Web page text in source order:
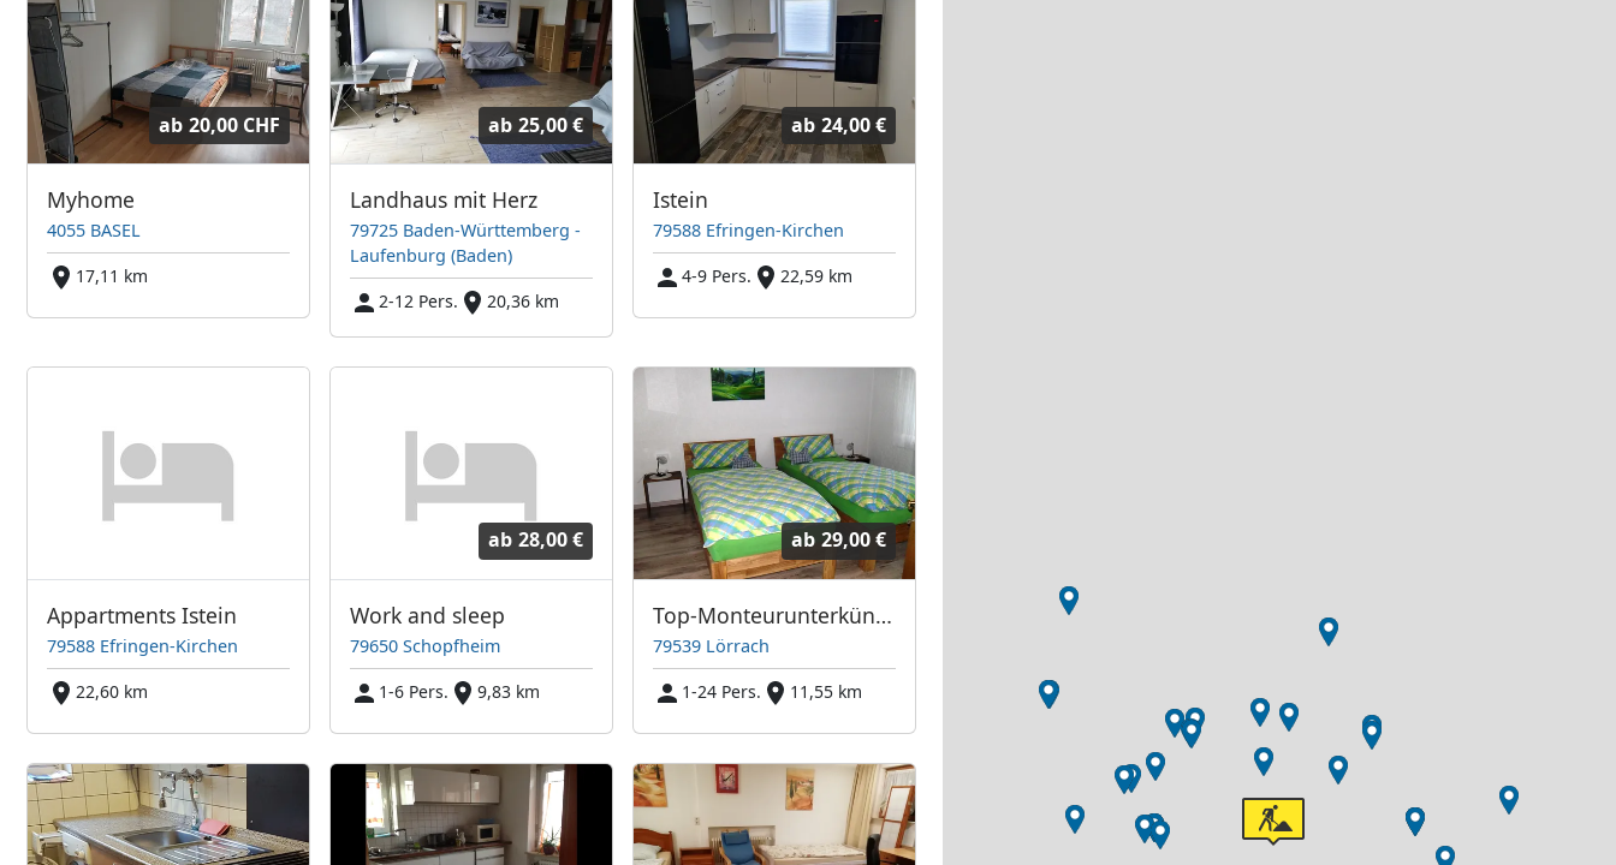
ab 20,00 CHF
Myhome
4055 BASEL
17,11 km
ab 25,00 €
Landhaus mit Herz
79725 Baden-Württemberg -
Laufenburg (Baden)
2-12 Pers.
20,36 km
ab 24,00 €
Istein
79588 Efringen-Kirchen
4-9 Pers.
22,59 km
Appartments Istein
79588 Efringen-Kirchen
22,60 km
ab 28,00 €
Work and sleep
79650 Schopfheim
1-6 Pers.
9,83 km
ab 29,00 €
Top-Monteurunterkünfte im Großraum Lörrach
79539 Lörrach
1-24 Pers.
11,55 km